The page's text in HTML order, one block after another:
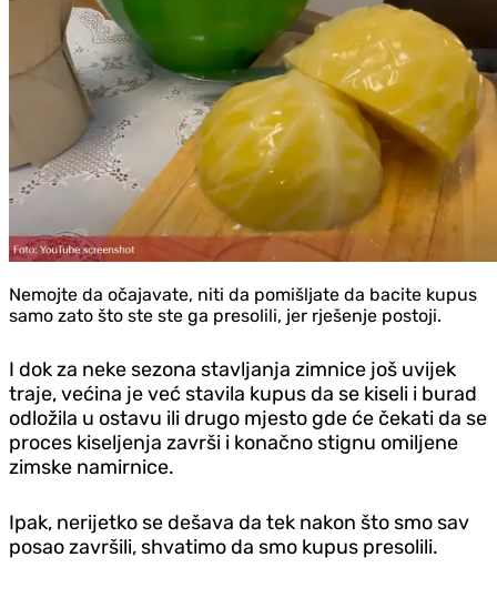
Nemojte da očajavate, niti da pomišljate da bacite kupus
samo zato što ste ste ga presolili, jer rješenje postoji.
I dok za neke sezona stavljanja zimnice još uvijek
traje, većina je već stavila kupus da se kiseli i burad
odložila u ostavu ili drugo mjesto gde će čekati da se
proces kiseljenja završi i konačno stignu omiljene
zimske namirnice.
Ipak, nerijetko se dešava da tek nakon što smo sav
posao završili, shvatimo da smo kupus presolili.